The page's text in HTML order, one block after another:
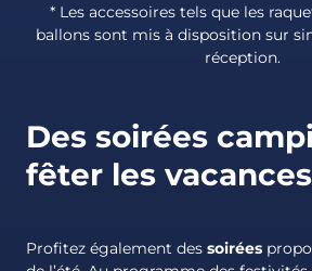
* Les accessoires tels que les
ballons sont mis à disposition sur
réception.
Des soirées
fêter les
Profitez également des soirées